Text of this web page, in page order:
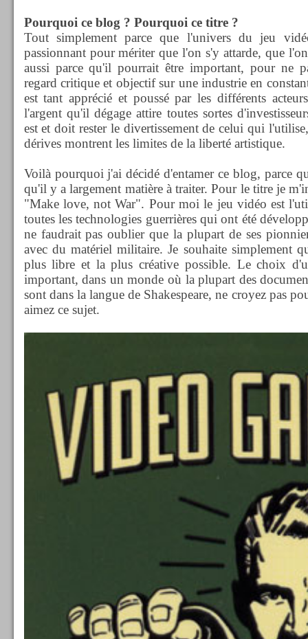
Pourquoi ce blog ? Pourquoi ce titre ?
Tout simplement parce que l'univers du jeu
passionnant pour mériter que l'on s'y attarde, que
aussi parce qu'il pourrait être important, pour ne
regard critique et objectif sur une industrie en
est tant apprécié et poussé par les différents
l'argent qu'il dégage attire toutes sortes
est et doit rester le divertissement de celui qui
dérives montrent les limites de la liberté artistique.
Voilà pourquoi j'ai décidé d'entamer ce blog, parce
qu'il y a largement matière à traiter. Pour le titre je
"Make love, not War". Pour moi le jeu vidéo est
toutes les technologies guerrières qui ont été
ne faudrait pas oublier que la plupart de ses
avec du matériel militaire. Je souhaite simplement
plus libre et la plus créative possible. Le choix
important, dans un monde où la plupart des
sont dans la langue de Shakespeare, ne croyez pas
aimez ce sujet.